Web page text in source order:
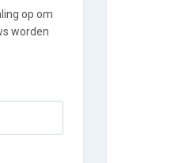
op om
worden